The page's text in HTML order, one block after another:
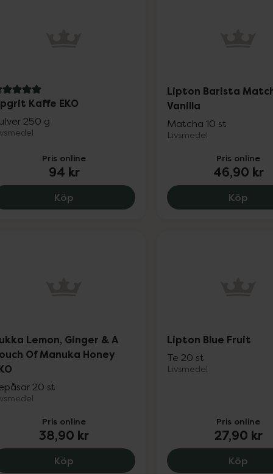
av 5 i omdöme
Kaffe EKO
250 g
Pris online
94 kr
Köp Upgrit Kaffe EKO, 94 kr.
Lipton Barista
Vanilla
Matcha 10 st
Livsmedel
Pris online
46,90 kr
Köp
Lemon, Ginger & A
Of Manuka Honey
20 st
Pris online
38,90 kr
Köp Pukka Lemon, Ginger & A Touch Of
Lipton Blue Fruit
Te 20 st
Livsmedel
Pris online
27,90 kr
Köp